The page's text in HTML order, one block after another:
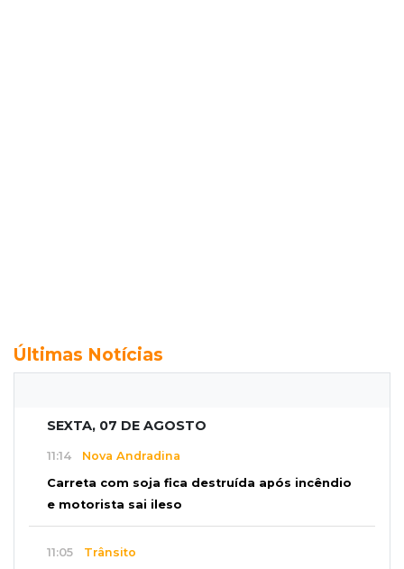
Últimas Notícias
SEXTA, 07 DE AGOSTO
11:14 Nova Andradina
Carreta com soja fica destruída após incêndio
e motorista sai ileso
11:05 Trânsito